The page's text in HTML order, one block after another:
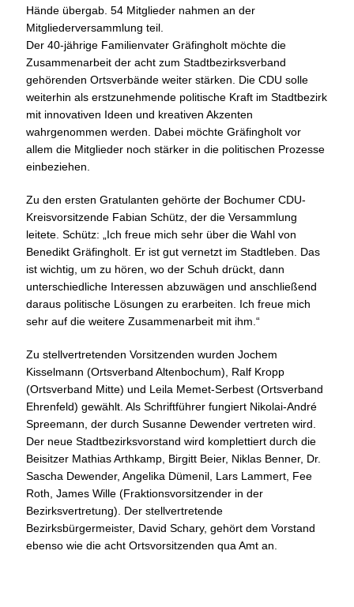
Hände übergab. 54 Mitglieder nahmen an der
Mitgliederversammlung teil.
Der 40-jährige Familienvater Gräfingholt möchte die
Zusammenarbeit der acht zum Stadtbezirksverband
gehörenden Ortsverbände weiter stärken. Die CDU solle
weiterhin als erstzunehmende politische Kraft im Stadtbezirk
mit innovativen Ideen und kreativen Akzenten
wahrgenommen werden. Dabei möchte Gräfingholt vor
allem die Mitglieder noch stärker in die politischen Prozesse
einbeziehen.
Zu den ersten Gratulanten gehörte der Bochumer CDU-
Kreisvorsitzende Fabian Schütz, der die Versammlung
leitete. Schütz: „Ich freue mich sehr über die Wahl von
Benedikt Gräfingholt. Er ist gut vernetzt im Stadtleben. Das
ist wichtig, um zu hören, wo der Schuh drückt, dann
unterschiedliche Interessen abzuwägen und anschließend
daraus politische Lösungen zu erarbeiten. Ich freue mich
sehr auf die weitere Zusammenarbeit mit ihm.“
Zu stellvertretenden Vorsitzenden wurden Jochem
Kisselmann (Ortsverband Altenbochum), Ralf Kropp
(Ortsverband Mitte) und Leila Memet-Serbest (Ortsverband
Ehrenfeld) gewählt. Als Schriftführer fungiert Nikolai-André
Spreemann, der durch Susanne Dewender vertreten wird.
Der neue Stadtbezirksvorstand wird komplettiert durch die
Beisitzer Mathias Arthkamp, Birgitt Beier, Niklas Benner, Dr.
Sascha Dewender, Angelika Dümenil, Lars Lammert, Fee
Roth, James Wille (Fraktionsvorsitzender in der
Bezirksvertretung). Der stellvertretende
Bezirksbürgermeister, David Schary, gehört dem Vorstand
ebenso wie die acht Ortsvorsitzenden qua Amt an.